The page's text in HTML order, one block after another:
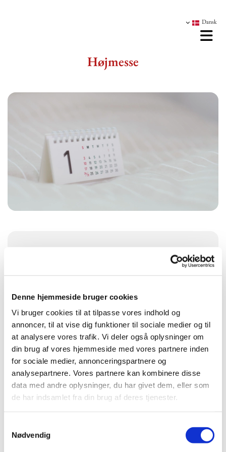
Denne hjemmeside bruger cookies
Vi bruger cookies til at tilpasse vores indhold og
annoncer, til at vise dig funktioner til sociale medier og til
at analysere vores trafik. Vi deler også oplysninger om
din brug af vores hjemmeside med vores partnere inden
for sociale medier, annonceringspartnere og
analysepartnere. Vores partnere kan kombinere disse
data med andre oplysninger, du har givet dem, eller som
de har indsamlet fra din brug af deres tjenester.
Nødvendig
Dansk
Højmesse
Du vil måske også kunne lide...